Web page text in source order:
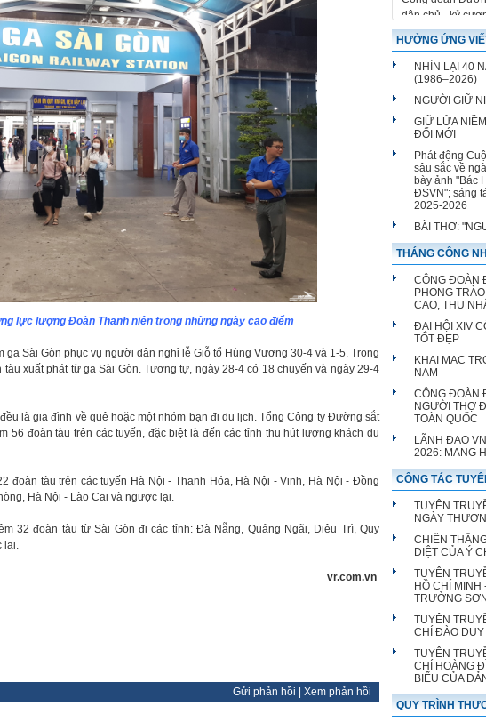
lực lượng Đoàn Thanh niên trong những ngày cao điểm
ga Sài Gòn phục vụ người dân nghỉ lễ Giỗ tổ Hùng Vương 30-4 và 1-5. Trong
xuất phát từ ga Sài Gòn. Tương tự, ngày 28-4 có 18 chuyến và ngày 29-4
là gia đình về quê hoặc một nhóm bạn đi du lịch. Tổng Công ty Đường sắt
56 đoàn tàu trên các tuyến, đặc biệt là đến các tỉnh thu hút lượng khách du
đoàn tàu trên các tuyến Hà Nội - Thanh Hóa, Hà Nội - Vinh, Hà Nội - Đồng
Hà Nội - Lào Cai và ngược lại.
32 đoàn tàu từ Sài Gòn đi các tỉnh: Đà Nẵng, Quảng Ngãi, Diêu Trì, Quy
lại.
vr.com.vn
Gửi phản hồi Xem phản hồi
dân chủ - kỷ
hiện đại của
HƯỞNG ỨNG
NHÌN LẠI 40
(1986–2026)
NGƯỜI GIỮ
GIỮ LỬA
ĐỔI MỚI
Phát động
sâu sắc về
bày ảnh "Bác
ĐSVN"; sáng
2025-2026
BÀI THƠ:
THÁNG CÔNG
CÔNG ĐOÀN
PHONG
CAO, THU
ĐẠI HỘI XIV
TỐT ĐẸP
KHAI MẠC
NAM
CÔNG ĐOÀN
NGƯỜI THỢ
TOÀN QUỐC
LÃNH ĐẠO
2026: MANG
CÔNG TÁC
TUYÊN
NGÀY
CHIẾN
DIỆT CỦA Ý
TUYÊN
HỒ CHÍ MINH
TRƯỜNG SƠN
TUYÊN
CHÍ ĐÀO DUY
TUYÊN
CHÍ HOÀNG
BIỂU CỦA
QUY TRÌNH